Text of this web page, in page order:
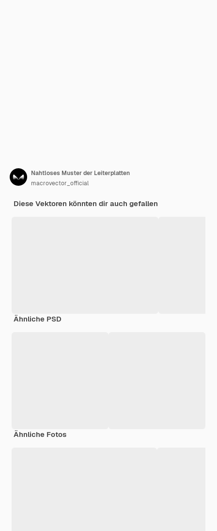
Nahtloses Muster der Leiterplatten
macrovector_official
Diese Vektoren könnten dir auch gefallen
Ähnliche PSD
Ähnliche Fotos